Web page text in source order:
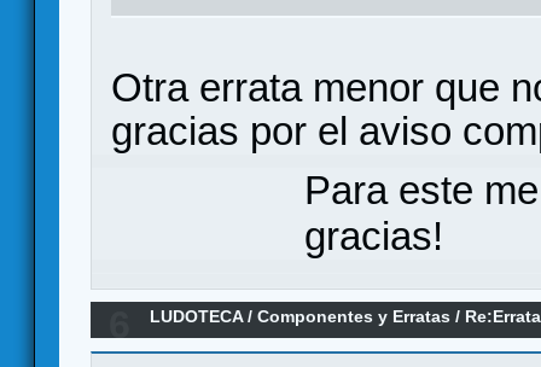
Otra errata menor que
gracias por el aviso
Para este
gracias!
LUDOTECA/Componentes y Erratas /